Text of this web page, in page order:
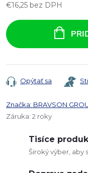
€16,25 bez DPH
cena:
Opýtať sa
Značka: BRAVSON
Záruka: 2 roky
Tisíce
Široký výber, aby